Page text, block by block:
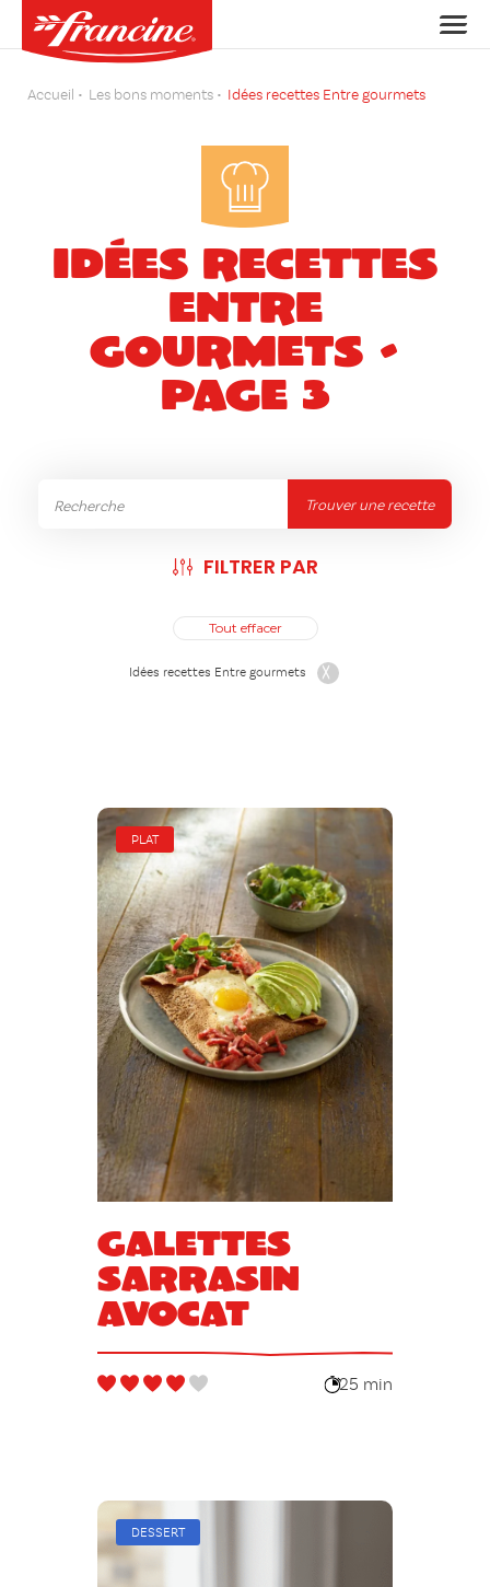
Accueil Les bons moments Idées recettes Entre gourmets
Idées recettes
Entre
gourmets -
Page 3
Trouver une recette
FILTRER PAR
Idées recettes Entre gourmets
Tout effacer
PLAT
Galettes
sarrasin
avocat
25 min
DESSERT